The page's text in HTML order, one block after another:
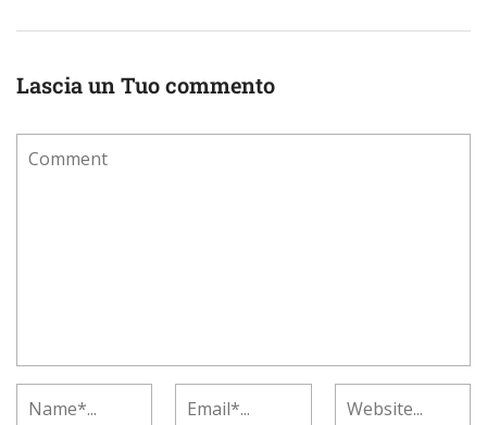
Lascia un Tuo commento